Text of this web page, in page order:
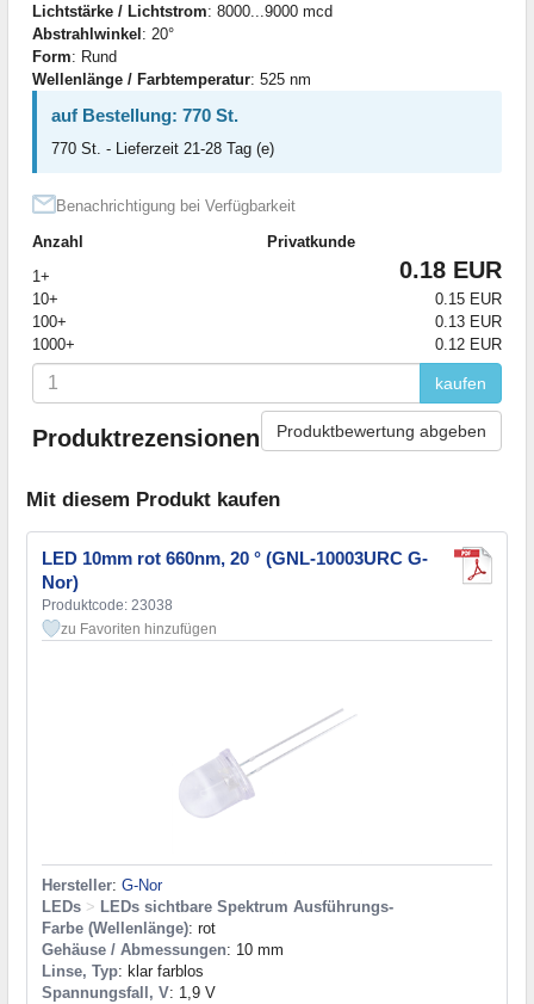
Lichtstärke / Lichtstrom: 8000...9000 mcd
Abstrahlwinkel: 20°
Form: Rund
Wellenlänge / Farbtemperatur: 525 nm
auf Bestellung: 770 St.
770 St. - Lieferzeit 21-28 Tag (e)
Benachrichtigung bei Verfügbarkeit
Anzahl
Privatkunde
1+
0.18 EUR
10+
0.15 EUR
100+
0.13 EUR
1000+
0.12 EUR
kaufen
Produktrezensionen Produktbewertung abgeben
Mit diesem Produkt kaufen
LED 10mm rot 660nm, 20 ° (GNL-10003URC G-
Nor)
Produktcode: 23038
zu Favoriten hinzufügen
Hersteller: G-Nor
LEDs > LEDs sichtbare Spektrum Ausführungs-
Farbe (Wellenlänge): rot
Gehäuse / Abmessungen: 10 mm
Linse, Typ: klar farblos
Spannungsfall, V: 1,9 V